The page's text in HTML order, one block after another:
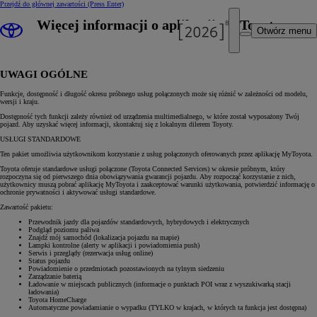
Przejdź do głównej zawartości (Press Enter)
Otwórz menu
Więcej informacji o aplikacji MyToyota
UWAGI OGÓLNE
Funkcje, dostępność i długość okresu próbnego usług połączonych może się różnić w zależności od modelu,
wersji i kraju.
Dostępność tych funkcji zależy również od urządzenia multimedialnego, w które został wyposażony Twój
pojazd. Aby uzyskać więcej informacji, skontaktuj się z lokalnym dilerem Toyoty.
USŁUGI STANDARDOWE
Ten pakiet umożliwia użytkownikom korzystanie z usług połączonych oferowanych przez aplikację MyToyota.
Toyota oferuje standardowe usługi połączone (Toyota Connected Services) w okresie próbnym, który
rozpoczyna się od pierwszego dnia obowiązywania gwarancji pojazdu. Aby rozpocząć korzystanie z nich,
użytkownicy muszą pobrać aplikację MyToyota i zaakceptować warunki użytkowania, potwierdzić informację o
ochronie prywatności i aktywować usługi standardowe.
Zawartość pakietu:
Przewodnik jazdy dla pojazdów standardowych, hybrydowych i elektrycznych
Podgląd poziomu paliwa
Znajdź mój samochód (lokalizacja pojazdu na mapie)
Lampki kontrolne (alerty w aplikacji i powiadomienia push)
Serwis i przeglądy (rezerwacja usług online)
Status pojazdu
Powiadomienie o przedmiotach pozostawionych na tylnym siedzeniu
Zarządzanie baterią
Ładowanie w miejscach publicznych (informacje o punktach POI wraz z wyszukiwarką stacji
ładowania)
Toyota HomeCharge
Automatyczne powiadamianie o wypadku (TYLKO w krajach, w których ta funkcja jest dostępna)